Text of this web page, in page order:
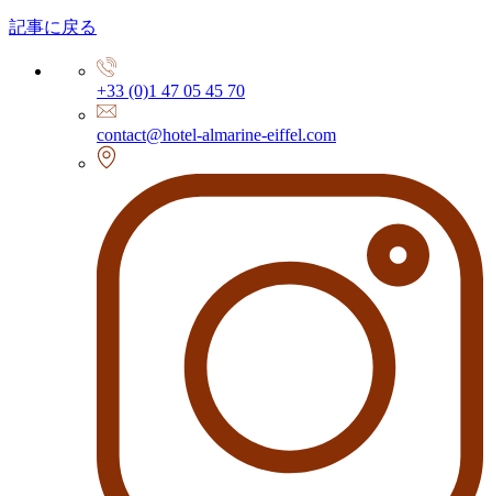
記事に戻る
+33 (0)1 47 05 45 70
contact@hotel-almarine-eiffel.com